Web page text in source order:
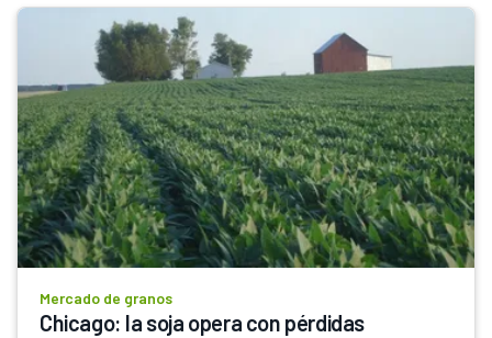
Mercado de granos
Chicago: la soja opera con pérdidas